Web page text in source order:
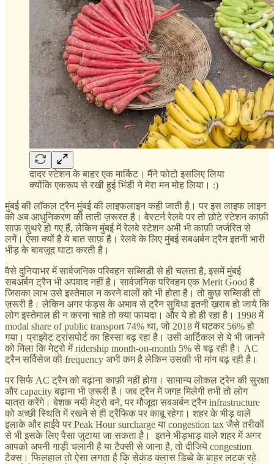
दादर स्टेशन के बाहर एक मार्किट। मैंने फोटो इसलिए लिया
क्योंकि एकरूप से रखी हुई भिंडी ने मेरा मन मोह लिया। :)
मुंबई की लॉकल ट्रैन मुंबई की लाइफलाइन कही जाती है। पर इस लाइफ लाइन
को अब आधुनिकरण की ताती ज़रूरत है। वेस्टर्न रेलवे पर तो छोटे स्टेशन काफ़ी
साफ़ सुथरे हो गए हैं, लेकिन मुंबई में रेलवे स्टेशन अभी भी काफ़ी जर्जरित से
लगें। ऐसा क्यों है ये बात साफ़ है। रेलवे के लिए मुंबई सबअर्बन ट्रैन इतनी भारी
भीड़ के बावज़ूद घाटा करती है।
वैसे दुनियाभर में सार्वजनिक परिवहन सब्सिडी से ही चलता है, इसमें मुंबई
सबअर्बन ट्रैन भी अपवाद नहीं है। सार्वजनिक परिवहन एक Merit Good है
जिसका लाभ उसे इस्तेमाल न करने वालों को भी होता है। तो कुछ सब्सिडी तो
ज़रूरी है। लेकिन अगर फंड्स के अभाव से ट्रैन सुविधा इतनी ख़राब हो जाये कि
लोग इस्तेमाल ही न करना चाहे तो क्या फायदा। और ये हो ही रहा है। 1998 में
modal share of public transport 74% था, जो 2018 में घटकर 56% हो
गया। प्राइवेट ट्रांसपोर्ट का हिस्सा बढ़ रहा है। उसी आर्टिकल से ये भी जानने
को मिला कि मेट्रो में ridership month-on-month 5% से बढ़ रही है। AC
ट्रैन सर्विसेज की frequency अभी कम है लेकिन उसकी भी मांग बढ़ रही है।
पर सिर्फ AC ट्रैन को बढ़ाना काफ़ी नहीं होगा। सामान्य लोकल ट्रेन की सुरक्षा
और capacity बढ़ाना भी ज़रूरी है। जब ट्रैन में जगह मिलेगी तभी तो लोग
यात्रा करेंगे। बेशक नयी मेट्रो बने, पर मौजूदा सबअर्बन ट्रैन infrastructure
को अच्छी स्थिति में रखने से ही ट्रैफिक पर काबू रहेगा। शहर के भीड़ वाले
इलाके और हाईवे पर Peak Hour surcharge या congestion tax जैसे तरीकों
से भी इसके लिए पैसा जुटाया जा सकता है। इतने भीड़भाड़ वाले शहर में अगर
आपको अपनी गाड़ी चलानी है या टैक्सी से जाना है, तो दीजिये congestion
टैक्स। फिलहाल तो ऐसा लगता है कि सेकंड क्लास डिब्बे के बाहर लटक रहे